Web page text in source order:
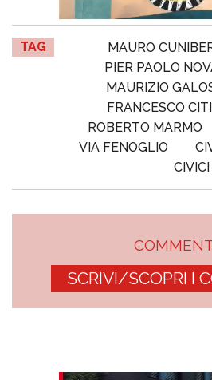
TAG
MAURO
PIER PAOLO
MAURIZIO
FRANCESCO
ROBERTO MARMO
VIA FENOGLIO
CIVICI
SCRIVI/SCOPRI I